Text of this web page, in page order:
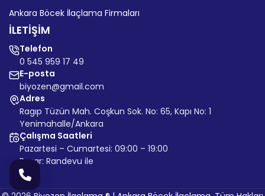
Ankara Böcek İlaçlama Firmaları
İLETİŞİM
Telefon
0 545 959 17 49
E-posta
biyozen@gmail.com
Adres
Ragıp Tüzün Mah. Coşkun Sok. No: 65, Kapı No: 1
Yenimahalle/Ankara
Çalışma Saatleri
Pazartesi – Cumartesi: 09:00 – 19:00
Pazar: Randevu ile